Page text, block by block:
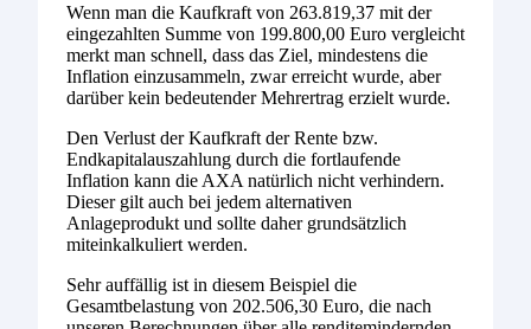
Wenn man die Kaufkraft von 263.819,37 mit der
eingezahlten Summe von 199.800,00 Euro vergleicht
merkt man schnell, dass das Ziel, mindestens die
Inflation einzusammeln, zwar erreicht wurde, aber
darüber kein bedeutender Mehrertrag erzielt wurde.
Den Verlust der Kaufkraft der Rente bzw.
Endkapitalauszahlung durch die fortlaufende
Inflation kann die AXA natürlich nicht verhindern.
Dieser gilt auch bei jedem alternativen
Anlageprodukt und sollte daher grundsätzlich
miteinkalkuliert werden.
Sehr auffällig ist in diesem Beispiel die
Gesamtbelastung von 202.506,30 Euro, die nach